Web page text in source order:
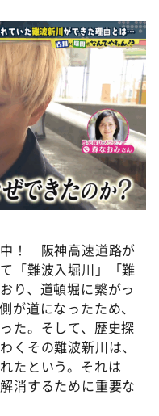
！ 阪神高速道路が
「難波入堀川」「難
り、道頓堀に繋がっ
が道になったため、
た。そして、歴史探
くその難波新川は、
たという。それは
消するために重要な